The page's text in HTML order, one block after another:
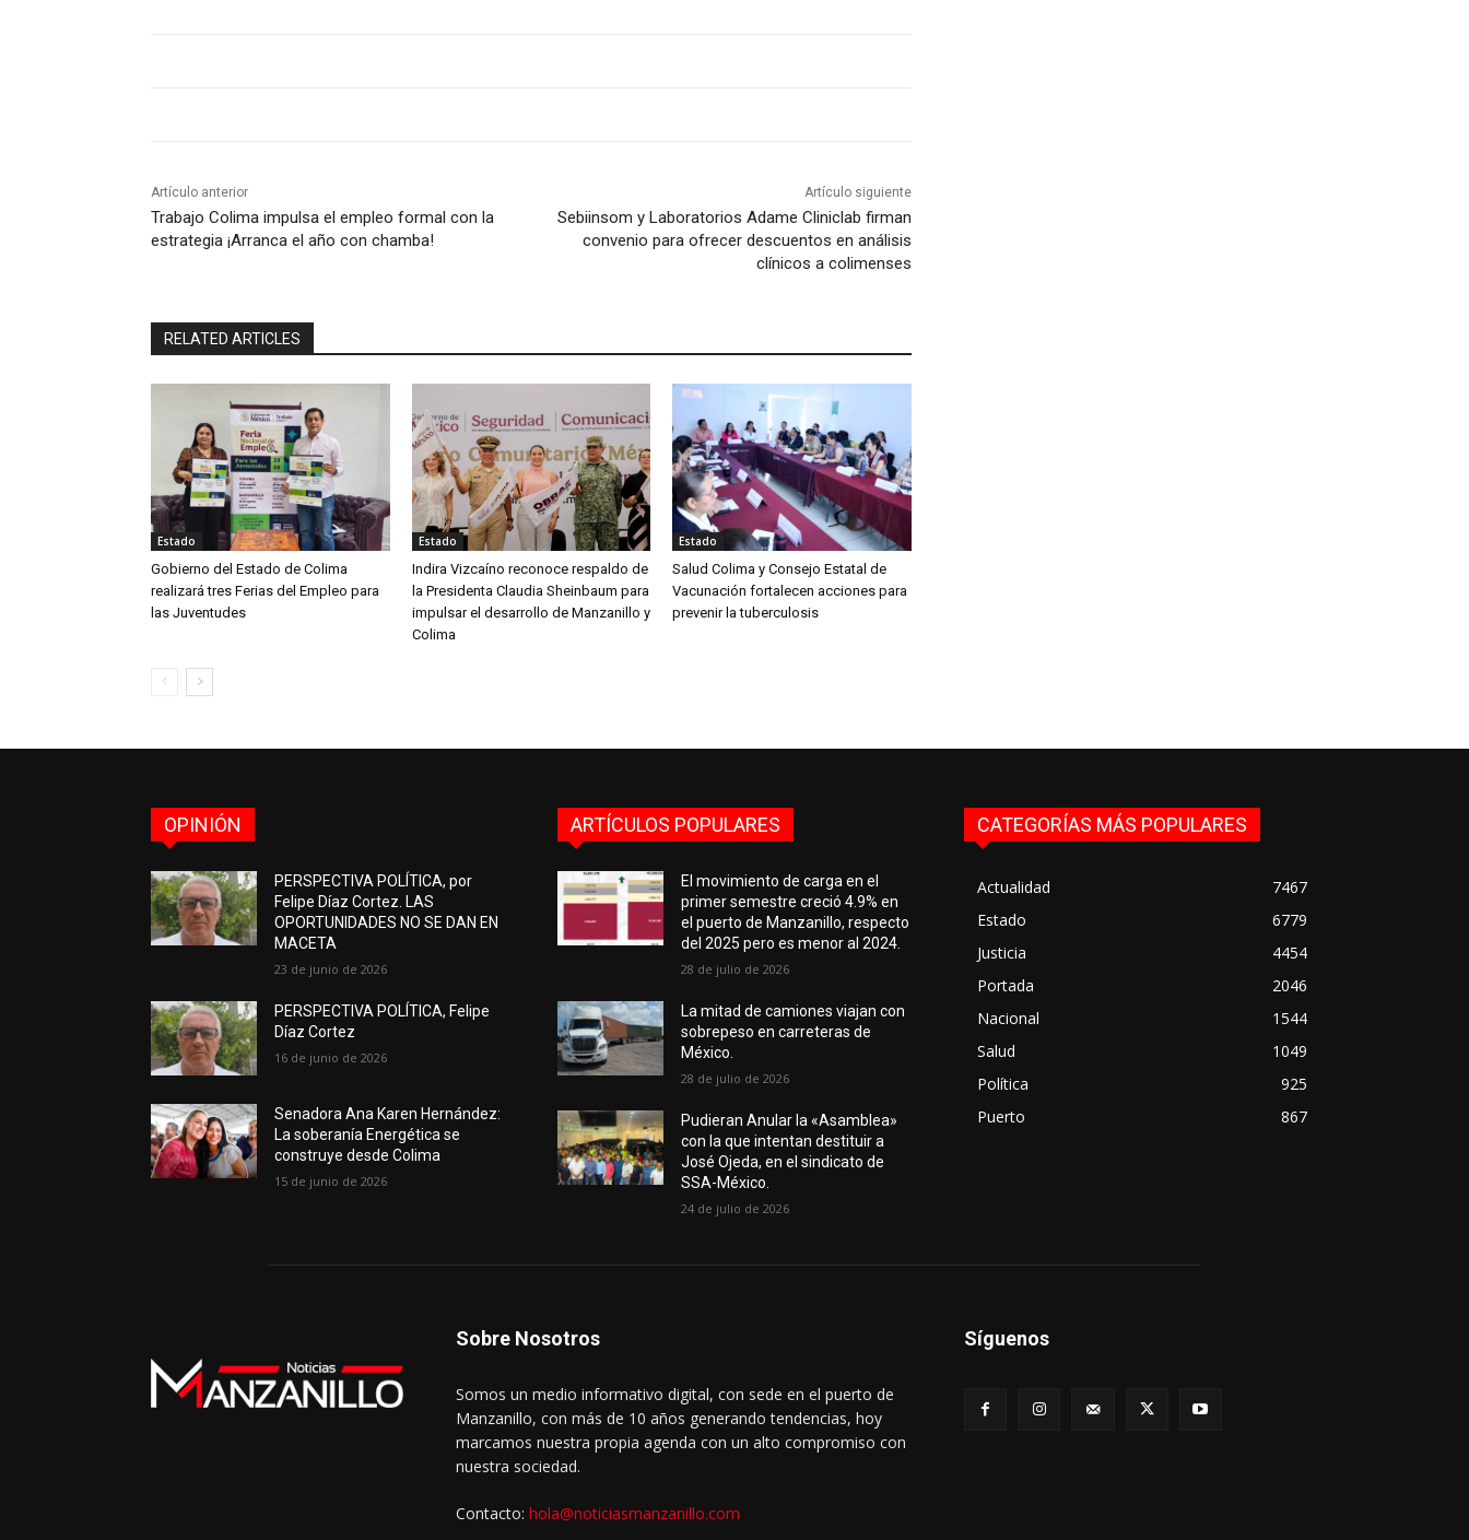
Artículo anterior
Trabajo Colima impulsa el empleo formal con la
estrategia ¡Arranca el año con chamba!
Artículo siguiente
Sebiinsom y Laboratorios Adame Cliniclab firman
convenio para ofrecer descuentos en análisis
clínicos a colimenses
RELATED ARTICLES
Estado
Gobierno del Estado de Colima
realizará tres Ferias del Empleo para
las Juventudes
Estado
Indira Vizcaíno reconoce respaldo de
la Presidenta Claudia Sheinbaum para
impulsar el desarrollo de Manzanillo y
Colima
Estado
Salud Colima y Consejo Estatal de
Vacunación fortalecen acciones para
prevenir la tuberculosis
OPINIÓN
PERSPECTIVA POLÍTICA, por
Felipe Díaz Cortez. LAS
OPORTUNIDADES NO SE DAN EN
MACETA
23 de junio de 2026
PERSPECTIVA POLÍTICA, Felipe
Díaz Cortez
16 de junio de 2026
Senadora Ana Karen Hernández:
La soberanía Energética se
construye desde Colima
15 de junio de 2026
ARTÍCULOS POPULARES
El movimiento de carga en el
primer semestre creció 4.9% en
el puerto de Manzanillo, respecto
del 2025 pero es menor al 2024.
28 de julio de 2026
La mitad de camiones viajan con
sobrepeso en carreteras de
México.
28 de julio de 2026
Pudieran Anular la «Asamblea»
con la que intentan destituir a
José Ojeda, en el sindicato de
SSA-México.
24 de julio de 2026
CATEGORÍAS MÁS POPULARES
Actualidad
7467
Estado
6779
Justicia
4454
Portada
2046
Nacional
1544
Salud
1049
Política
925
Puerto
867
Sobre Nosotros
Somos un medio informativo digital, con sede en el puerto de
Manzanillo, con más de 10 años generando tendencias, hoy
marcamos nuestra propia agenda con un alto compromiso con
nuestra sociedad.
Contacto: hola@noticiasmanzanillo.com
Síguenos